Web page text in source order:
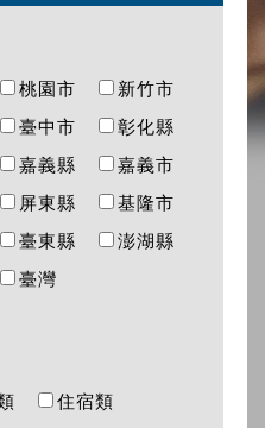
桃園市
新竹市
臺中市
彰化縣
嘉義縣
嘉義市
屏東縣
基隆市
臺東縣
澎湖縣
臺灣
住宿類